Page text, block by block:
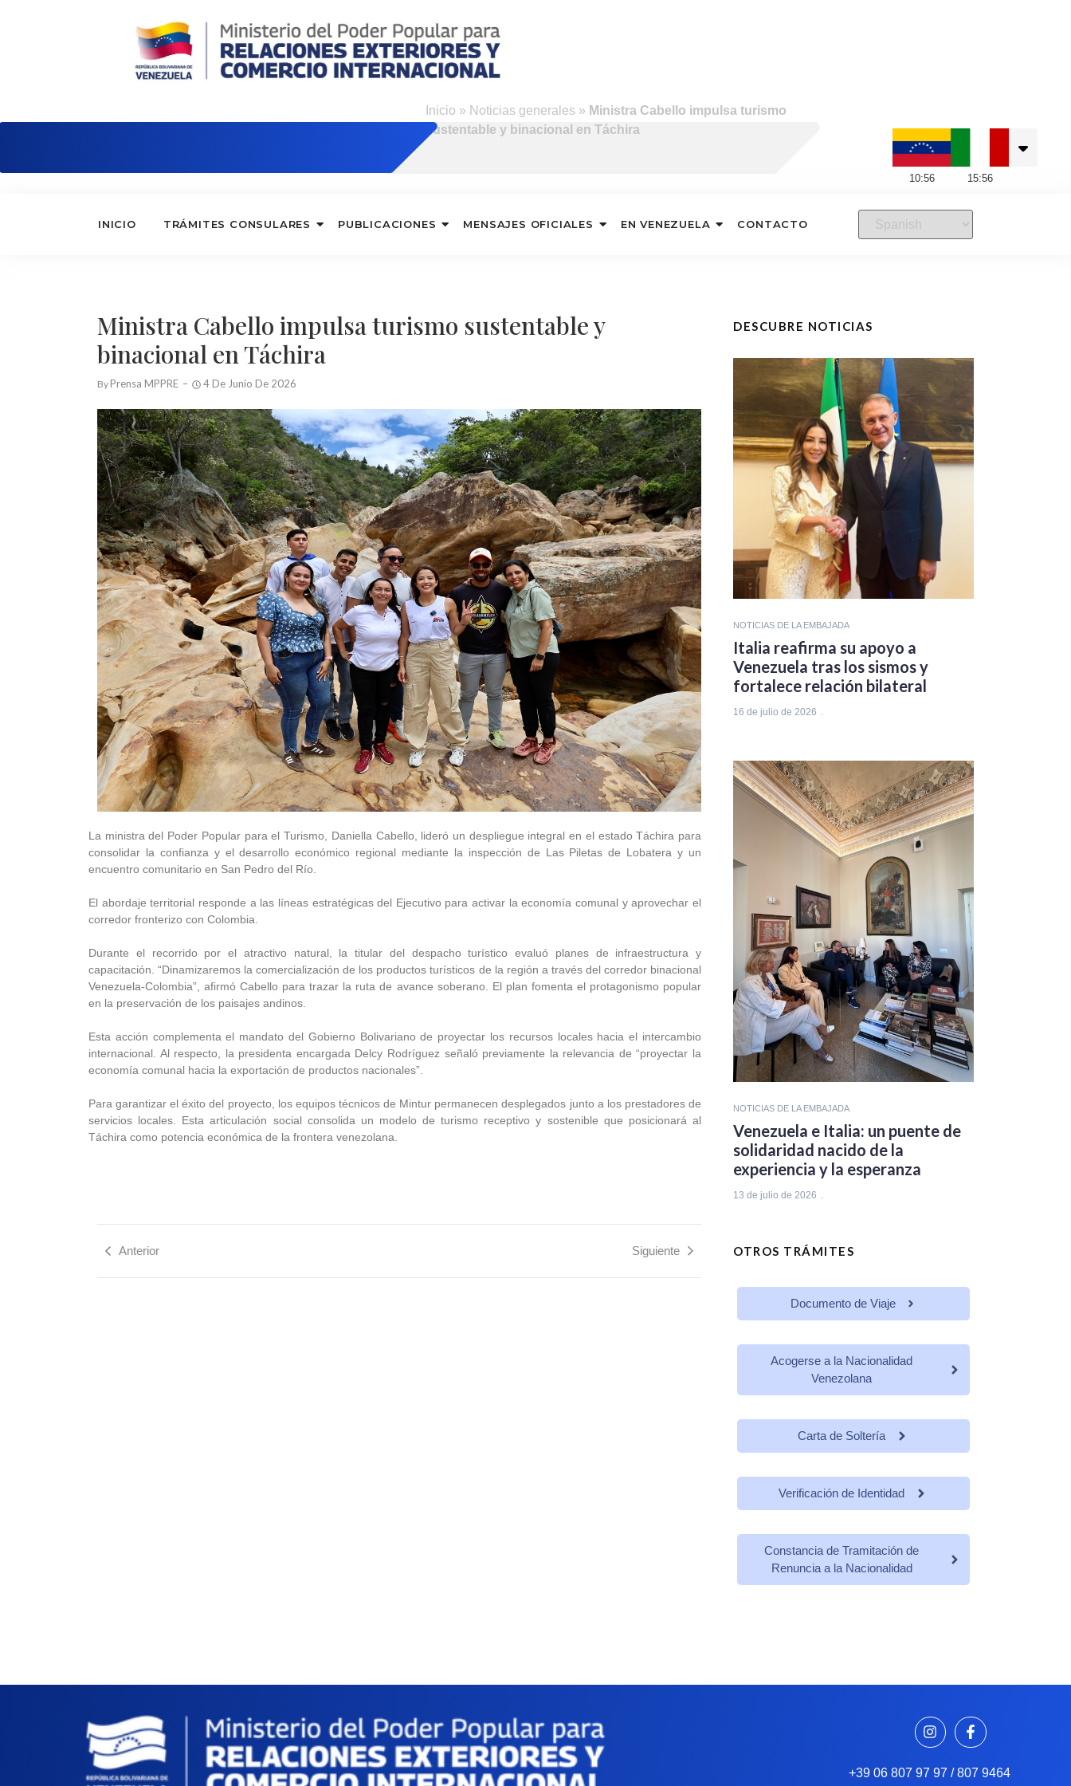
Inicio » Noticias generales » Ministra Cabello impulsa turismo
sustentable y binacional en Táchira
10:56 15:56
INICIO TRÁMITES CONSULARES PUBLICACIONES MENSAJES OFICIALES EN VENEZUELA CONTACTO
Ministra Cabello impulsa turismo sustentable y
binacional en Táchira
By Prensa MPPRE 4 De Junio De 2026
La ministra del Poder Popular para el Turismo, Daniella Cabello, lideró un despliegue integral en el estado Táchira para
consolidar la confianza y el desarrollo económico regional mediante la inspección de Las Piletas de Lobatera y un
encuentro comunitario en San Pedro del Río.
El abordaje territorial responde a las líneas estratégicas del Ejecutivo para activar la economía comunal y aprovechar el
corredor fronterizo con Colombia.
Durante el recorrido por el atractivo natural, la titular del despacho turístico evaluó planes de infraestructura y
capacitación. “Dinamizaremos la comercialización de los productos turísticos de la región a través del corredor binacional
Venezuela-Colombia”, afirmó Cabello para trazar la ruta de avance soberano. El plan fomenta el protagonismo popular
en la preservación de los paisajes andinos.
Esta acción complementa el mandato del Gobierno Bolivariano de proyectar los recursos locales hacia el intercambio
internacional. Al respecto, la presidenta encargada Delcy Rodríguez señaló previamente la relevancia de “proyectar la
economía comunal hacia la exportación de productos nacionales”.
Para garantizar el éxito del proyecto, los equipos técnicos de Mintur permanecen desplegados junto a los prestadores de
servicios locales. Esta articulación social consolida un modelo de turismo receptivo y sostenible que posicionará al
Táchira como potencia económica de la frontera venezolana.
Anterior Siguiente
DESCUBRE NOTICIAS
NOTICIAS DE LA EMBAJADA
Italia reafirma su apoyo a
Venezuela tras los sismos y
fortalece relación bilateral
16 de julio de 2026
NOTICIAS DE LA EMBAJADA
Venezuela e Italia: un puente de
solidaridad nacido de la
experiencia y la esperanza
13 de julio de 2026
OTROS TRÁMITES
Documento de Viaje
Acogerse a la Nacionalidad
Venezolana
Carta de Soltería
Verificación de Identidad
Constancia de Tramitación de
Renuncia a la Nacionalidad
+39 06 807 97 97 / 807 9464